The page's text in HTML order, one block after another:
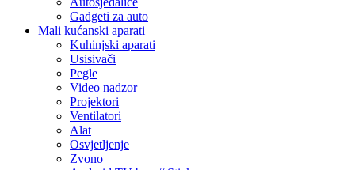
Gadgeti za auto
Mali kućanski aparati
Kuhinjski aparati
Usisivači
Pegle
Video nadzor
Projektori
Ventilatori
Alat
Osvjetljenje
Zvono